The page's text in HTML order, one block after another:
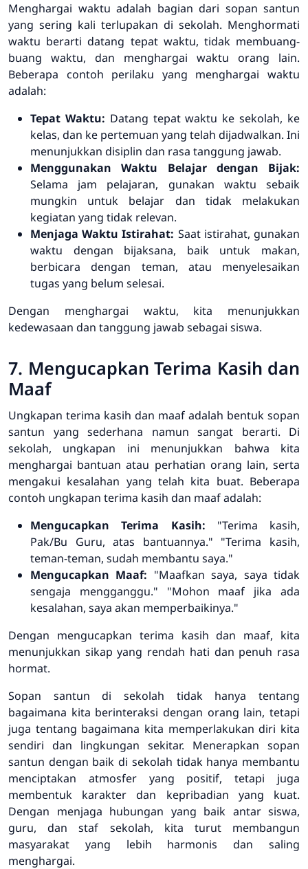
Menghargai waktu adalah bagian dari sopan santun
yang sering kali terlupakan di sekolah. Menghormati
waktu berarti datang tepat waktu, tidak membuang-
buang waktu, dan menghargai waktu orang lain.
Beberapa contoh perilaku yang menghargai waktu
adalah:
Tepat Waktu: Datang tepat waktu ke sekolah, ke
kelas, dan ke pertemuan yang telah dijadwalkan. Ini
menunjukkan disiplin dan rasa tanggung jawab.
Menggunakan Waktu Belajar dengan Bijak:
Selama jam pelajaran, gunakan waktu sebaik
mungkin untuk belajar dan tidak melakukan
kegiatan yang tidak relevan.
Menjaga Waktu Istirahat: Saat istirahat, gunakan
waktu dengan bijaksana, baik untuk makan,
berbicara dengan teman, atau menyelesaikan
tugas yang belum selesai.
Dengan menghargai waktu, kita menunjukkan
kedewasaan dan tanggung jawab sebagai siswa.
7. Mengucapkan Terima Kasih dan
Maaf
Ungkapan terima kasih dan maaf adalah bentuk sopan
santun yang sederhana namun sangat berarti. Di
sekolah, ungkapan ini menunjukkan bahwa kita
menghargai bantuan atau perhatian orang lain, serta
mengakui kesalahan yang telah kita buat. Beberapa
contoh ungkapan terima kasih dan maaf adalah:
Mengucapkan Terima Kasih: "Terima kasih,
Pak/Bu Guru, atas bantuannya." "Terima kasih,
teman-teman, sudah membantu saya."
Mengucapkan Maaf: "Maafkan saya, saya tidak
sengaja mengganggu." "Mohon maaf jika ada
kesalahan, saya akan memperbaikinya."
Dengan mengucapkan terima kasih dan maaf, kita
menunjukkan sikap yang rendah hati dan penuh rasa
hormat.
Sopan santun di sekolah tidak hanya tentang
bagaimana kita berinteraksi dengan orang lain, tetapi
juga tentang bagaimana kita memperlakukan diri kita
sendiri dan lingkungan sekitar. Menerapkan sopan
santun dengan baik di sekolah tidak hanya membantu
menciptakan atmosfer yang positif, tetapi juga
membentuk karakter dan kepribadian yang kuat.
Dengan menjaga hubungan yang baik antar siswa,
guru, dan staf sekolah, kita turut membangun
masyarakat yang lebih harmonis dan saling
menghargai.